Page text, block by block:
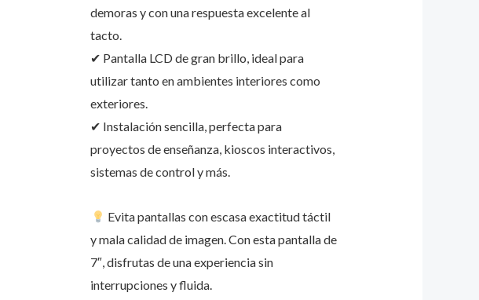
demoras y con una respuesta excelente al
tacto.
✔ Pantalla LCD de gran brillo, ideal para
utilizar tanto en ambientes interiores como
exteriores.
✔ Instalación sencilla, perfecta para
proyectos de enseñanza, kioscos interactivos,
sistemas de control y más.
Evita pantallas con escasa exactitud táctil
y mala calidad de imagen. Con esta pantalla de
7″, disfrutas de una experiencia sin
interrupciones y fluida.